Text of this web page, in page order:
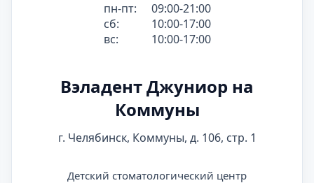
пн-пт:
09:00-21:00
сб:
10:00-17:00
вс:
10:00-17:00
Вэладент Джуниор на
Коммуны
г. Челябинск, Коммуны, д. 106, стр. 1
Детский стоматологический центр